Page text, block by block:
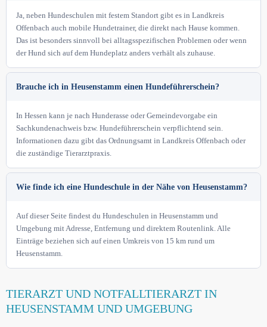
Ja, neben Hundeschulen mit festem Standort gibt es in Landkreis
Offenbach auch mobile Hundetrainer, die direkt nach Hause kommen.
Das ist besonders sinnvoll bei alltagsspezifischen Problemen oder wenn
der Hund sich auf dem Hundeplatz anders verhält als zuhause.
Brauche ich in Heusenstamm einen Hundeführerschein?
In Hessen kann je nach Hunderasse oder Gemeindevorgabe ein
Sachkundenachweis bzw. Hundeführerschein verpflichtend sein.
Informationen dazu gibt das Ordnungsamt in Landkreis Offenbach oder
die zuständige Tierarztpraxis.
Wie finde ich eine Hundeschule in der Nähe von Heusenstamm?
Auf dieser Seite findest du Hundeschulen in Heusenstamm und
Umgebung mit Adresse, Entfernung und direktem Routenlink. Alle
Einträge beziehen sich auf einen Umkreis von 15 km rund um
Heusenstamm.
TIERARZT UND NOTFALLTIERARZT IN
HEUSENSTAMM UND UMGEBUNG